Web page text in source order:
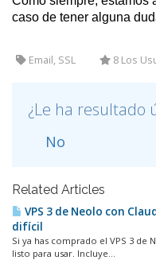
caso de tener alguna
Email, SSL 8 Los
¿Le ha resultado
No
Related Articles
VPS 3 de Neolo con
difícil
Si ya has comprado el VPS 3 de
listo para usar. Incluye...